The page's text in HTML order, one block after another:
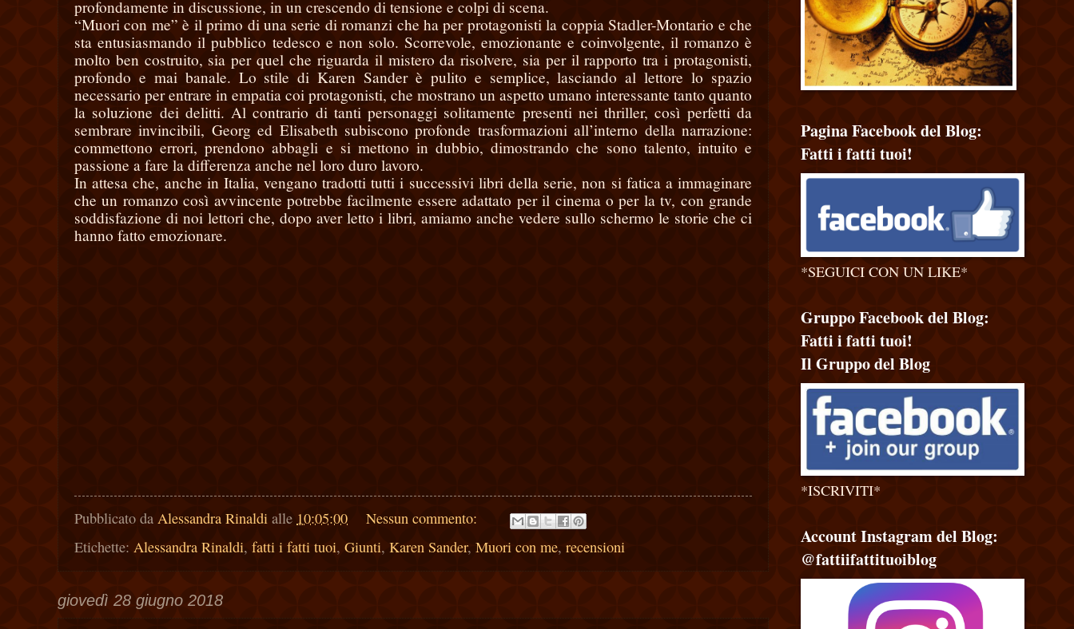
profondamente in discussione, in un crescendo di tensione e colpi di scena.
“Muori con me” è il primo di una serie di romanzi che ha per protagonisti la coppia Stadler-Montario e che
sta entusiasmando il pubblico tedesco e non solo. Scorrevole, emozionante e coinvolgente, il romanzo è
molto ben costruito, sia per quel che riguarda il mistero da risolvere, sia per il rapporto tra i protagonisti,
profondo e mai banale. Lo stile di Karen Sander è pulito e semplice, lasciando al lettore lo spazio
necessario per entrare in empatia coi protagonisti, che mostrano un aspetto umano interessante tanto quanto
la soluzione dei delitti. Al contrario di tanti personaggi solitamente presenti nei thriller, così perfetti da
sembrare invincibili, Georg ed Elisabeth subiscono profonde trasformazioni all’interno della narrazione:
commettono errori, prendono abbagli e si mettono in dubbio, dimostrando che sono talento, intuito e
passione a fare la differenza anche nel loro duro lavoro.
In attesa che, anche in Italia, vengano tradotti tutti i successivi libri della serie, non si fatica a immaginare
che un romanzo così avvincente potrebbe facilmente essere adattato per il cinema o per la tv, con grande
soddisfazione di noi lettori che, dopo aver letto i libri, amiamo anche vedere sullo schermo le storie che ci
hanno fatto emozionare.
Pubblicato da Alessandra Rinaldi alle 10:05:00
Nessun commento:
Etichette: Alessandra Rinaldi, fatti i fatti tuoi, Giunti, Karen Sander, Muori con me, recensioni
giovedì 28 giugno 2018
Pagina Facebook del Blog:
Fatti i fatti tuoi!
*SEGUICI CON UN LIKE*
Gruppo Facebook del Blog:
Fatti i fatti tuoi!
Il Gruppo del Blog
*ISCRIVITI*
Account Instagram del Blog:
@fattiifattituoiblog